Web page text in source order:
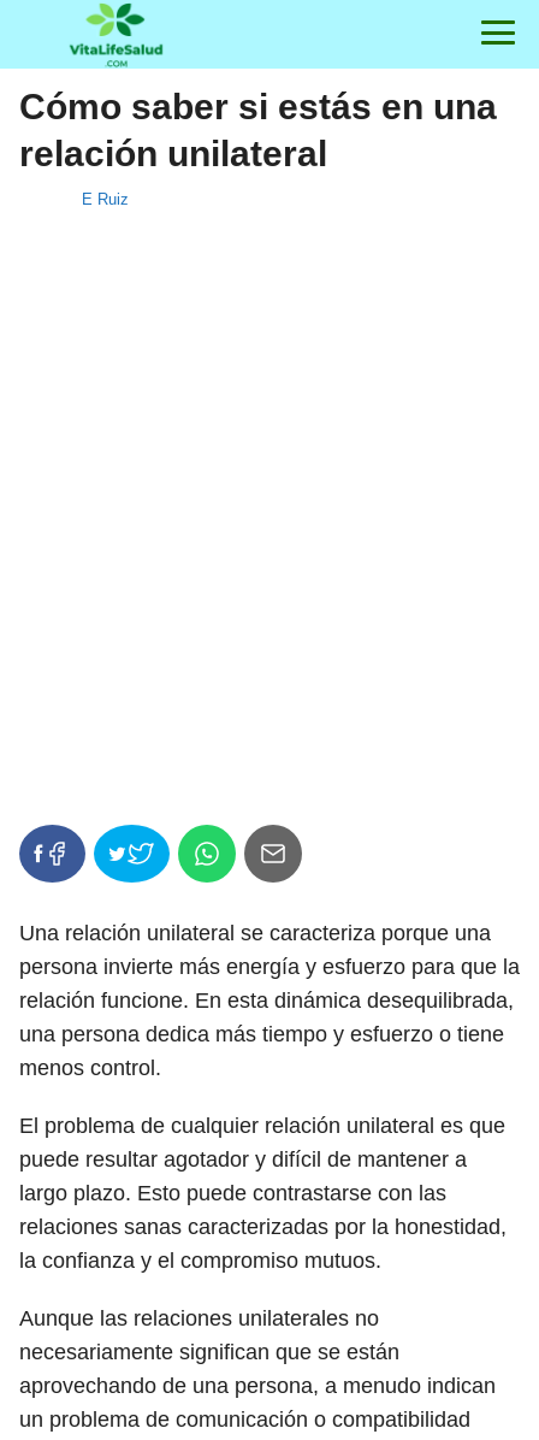
Cómo saber si estás en una
relación unilateral
E Ruiz
Una relación unilateral se caracteriza porque una
persona invierte más energía y esfuerzo para que la
relación funcione. En esta dinámica desequilibrada,
una persona dedica más tiempo y esfuerzo o tiene
menos control.
El problema de cualquier relación unilateral es que
puede resultar agotador y difícil de mantener a
largo plazo. Esto puede contrastarse con las
relaciones sanas caracterizadas por la honestidad,
la confianza y el compromiso mutuos.
Aunque las relaciones unilaterales no
necesariamente significan que se están
aprovechando de una persona, a menudo indican
un problema de comunicación o compatibilidad